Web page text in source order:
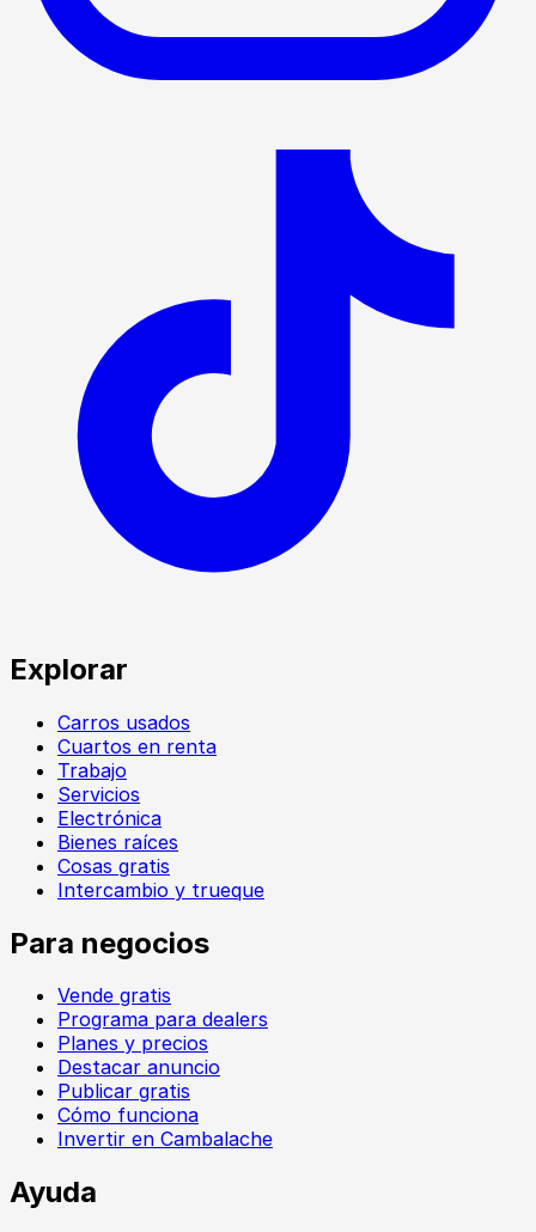
Explorar
Carros usados
Cuartos en renta
Trabajo
Servicios
Electrónica
Bienes raíces
Cosas gratis
Intercambio y trueque
Para negocios
Vende gratis
Programa para dealers
Planes y precios
Destacar anuncio
Publicar gratis
Cómo funciona
Invertir en Cambalache
Ayuda